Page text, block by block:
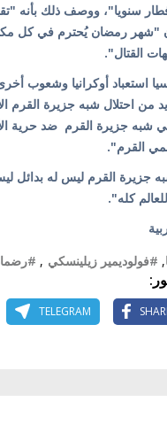
سنويا"، ووصف ذلك بأنه
"شهر رمضان يُحترم في كل
القتال".
استعباد أوكرانيا وشعوب
من احتلال شبه جزيرة القرم
شبه جزيرة القرم ضد حرية
القرم".
جزيرة القرم ليس له بدائل
كله".
, #فولوديمير زيلينسكي ,
TELEGRAM